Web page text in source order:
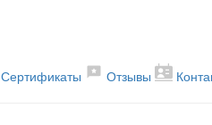
Сертификаты Отзывы